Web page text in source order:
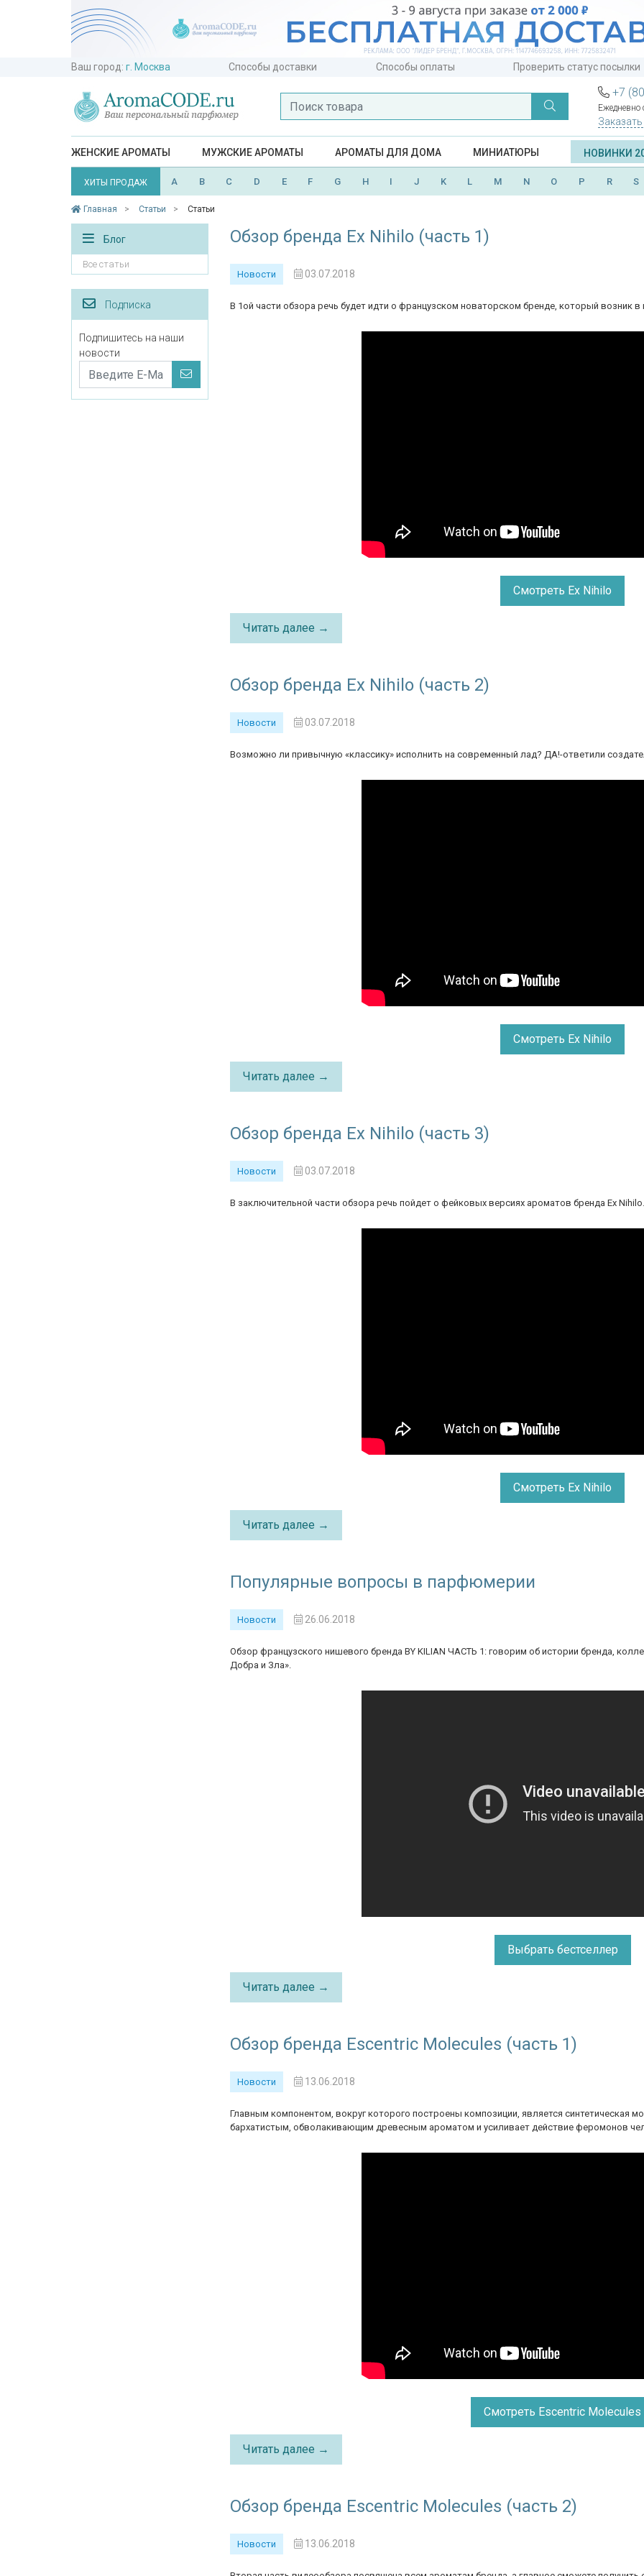
Ваш город: г. Москва Способы доставки Способы оплаты Проверить статус посылки
+7
Ежедневно
ЖЕНСКИЕ АРОМАТЫ МУЖСКИЕ АРОМАТЫ АРОМАТЫ ДЛЯ ДОМА МИНИАТЮРЫ НОВИНКИ
ХИТЫ ПРОДАЖ A B C D E F G H I J K L M N O P R S
Главная Статьи Статьи
Блог
Все статьи
Подписка
Подпишитесь на наши
новости
Обзор бренда Ex Nihilo (часть 1)
Новости 03.07.2018
В 1ой части обзора речь будет идти о французском новаторском бренде, который возник
Смотреть Ex Nihilo
Читать далее →
Обзор бренда Ex Nihilo (часть 2)
Новости 03.07.2018
Возможно ли привычную «классику» исполнить на современный лад? ДА!-ответили
Смотреть Ex Nihilo
Читать далее →
Обзор бренда Ex Nihilo (часть 3)
Новости 03.07.2018
В заключительной части обзора речь пойдет о фейковых версиях ароматов бренда Ex Nihilo.
Смотреть Ex Nihilo
Читать далее →
Популярные вопросы в парфюмерии
Новости 26.06.2018
Обзор французского нишевого бренда BY KILIAN ЧАСТЬ 1: говорим об истории бренда,
Добра и Зла».
Выбрать бестселлер
Читать далее →
Обзор бренда Escentric Molecules (часть 1)
Новости 13.06.2018
Главным компонентом, вокруг которого построены композиции, является синтетическая
бархатистым, обволакивающим древесным ароматом и усиливает действие феромонов
Смотреть Escentric Molecules
Читать далее →
Обзор бренда Escentric Molecules (часть 2)
Новости 13.06.2018